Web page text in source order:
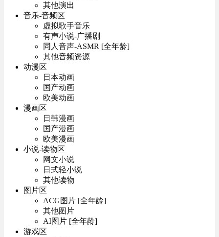
其他演出
音乐-音频区
虚拟歌手音乐
有声小说-广播剧
同人音声-ASMR [全年龄]
其他音频资源
动漫区
日本动画
国产动画
欧美动画
漫画区
日韩漫画
国产漫画
欧美漫画
小说-读物区
网文小说
日式轻小说
其他读物
图片区
ACG图片 [全年龄]
其他图片
AI图片 [全年龄]
游戏区